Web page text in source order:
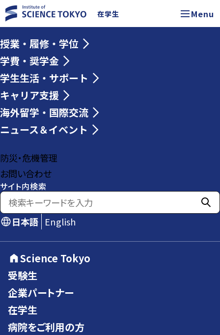
在学生 Menu
授業・履修・学位
学費・奨学金
学生生活・サポート
キャリア支援
海外留学・国際交流
ニュース＆イベント
防災・危機管理
お問い合わせ
サイト内検索
日本語 English
Science Tokyo
受験生
企業パートナー
在学生
病院をご利用の方